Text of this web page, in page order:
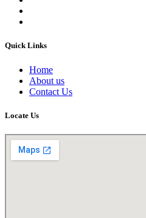
Quick Links
Home
About us
Contact Us
Locate Us